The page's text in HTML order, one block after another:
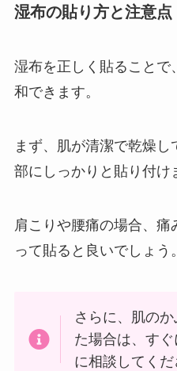
湿布の貼り方と注意点
湿布を正しく貼ることで
和できます。
まず、肌が清潔で乾燥
部にしっかりと貼り付け
肩こりや腰痛の場合、
って貼ると良いでしょう。
さらに、肌の
た場合は、す
に相談してくだ